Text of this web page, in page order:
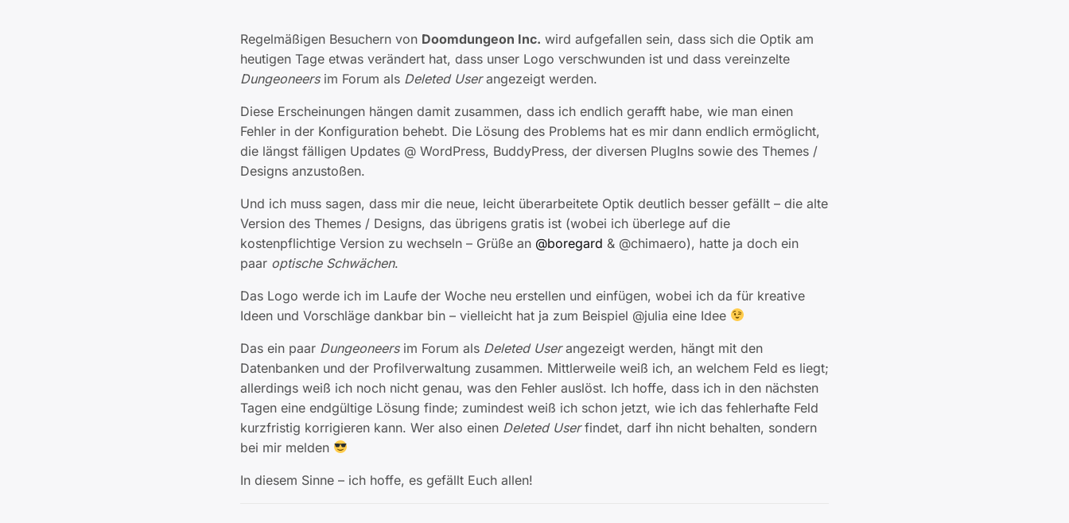
Regelmäßigen Besuchern von Doomdungeon Inc. wird aufgefallen sein, dass sich die Optik am
heutigen Tage etwas verändert hat, dass unser Logo verschwunden ist und dass vereinzelte
Dungeoneersim Forum als Deleted Userangezeigt werden.
Diese Erscheinungen hängen damit zusammen, dass ich endlich gerafft habe, wie man einen
Fehler in der Konfiguration behebt. Die Lösung des Problems hat es mir dann endlich ermöglicht,
die längst fälligen Updates @ WordPress, BuddyPress, der diversen PlugIns sowie des Themes /
Designs anzustoßen.
Und ich muss sagen, dass mir die neue, leicht überarbeitete Optik deutlich besser gefällt – die alte
Version des Themes / Designs, das übrigens gratis ist (wobei ich überlege auf die
kostenpflichtige Version zu wechseln – Grüße an @boregard & @chimaero), hatte ja doch ein
paar optische Schwächen.
Das Logo werde ich im Laufe der Woche neu erstellen und einfügen, wobei ich da für kreative
Ideen und Vorschläge dankbar bin – vielleicht hat ja zum Beispiel @julia eine Idee
Das ein paar Dungeoneersim Forum als Deleted Userangezeigt werden, hängt mit den
Datenbanken und der Profilverwaltung zusammen. Mittlerweile weiß ich, an welchem Feld es liegt;
allerdings weiß ich noch nicht genau, was den Fehler auslöst. Ich hoffe, dass ich in den nächsten
Tagen eine endgültige Lösung finde; zumindest weiß ich schon jetzt, wie ich das fehlerhafte Feld
kurzfristig korrigieren kann. Wer also einen Deleted Userfindet, darf ihn nicht behalten, sondern
bei mir melden
In diesem Sinne – ich hoffe, es gefällt Euch allen!